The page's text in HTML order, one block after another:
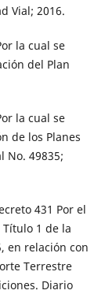
Vial; 2016.
la cual se
del Plan
la cual se
de los Planes
No. 49835;
431 Por el
1 de la
en relación con
Terrestre
Diario